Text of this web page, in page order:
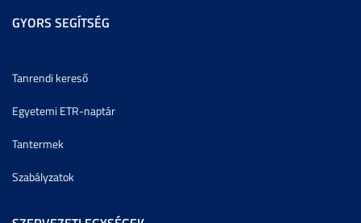
GYORS SEGÍTSÉG
Tanrendi kereső
Egyetemi ETR-naptár
Tantermek
Szabályzatok